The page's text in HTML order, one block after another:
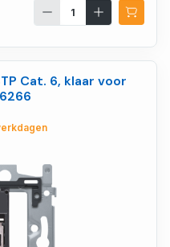
Cat. 6, klaar voor